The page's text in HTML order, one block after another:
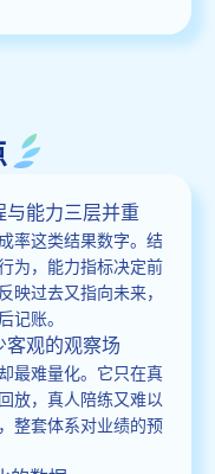
能力三层并重
率这类结果数字。结
为，能力指标决定前
映过去又指向未来，
记账。
观的观察场
最难量化。它只在真
放，真人陪练又难以
整套体系对业绩的预